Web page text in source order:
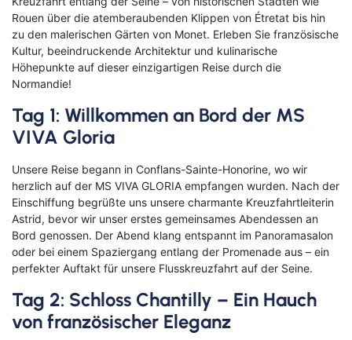
Eventreisen
Gruppenreisen
Klassische Konzerte
Konzertreisen
Nord- & Ostsee
Opernreisen
Premiumreisen
Silvesterreisen
Frankreich
Inseln im Mittelmeer
Italien
Malta
Skandinavien
Spanien
Zypern
Reiseziele entdecken
Adventskreuzfahrt
Europa-Kreuzfahrten
Flusskreuzfahrt mit
Haustürabholung
Hochseekreuzfahrten
Hurtigruten
Loire Kreuzfahrt
Mein Schiff Kombireisen
Mosel Kreuzfahrten
Reedereien
Rouen über die atemberaubenden Klippen von Étretat bis hin
zu den malerischen Gärten von Monet. Erleben Sie französische
Kultur, beeindruckende Architektur und kulinarische
Höhepunkte auf dieser einzigartigen Reise durch die
Normandie!
Tag 1: Willkommen an Bord der MS
VIVA Gloria
Unsere Reise begann in Conflans-Sainte-Honorine, wo wir
herzlich auf der MS VIVA GLORIA empfangen wurden. Nach der
Einschiffung begrüßte uns unsere charmante Kreuzfahrtleiterin
Astrid, bevor wir unser erstes gemeinsames Abendessen an
Bord genossen. Der Abend klang entspannt im Panoramasalon
oder bei einem Spaziergang entlang der Promenade aus – ein
perfekter Auftakt für unsere Flusskreuzfahrt auf der Seine.
Tag 2: Schloss Chantilly – Ein Hauch
von französischer Eleganz